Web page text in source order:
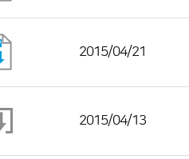
2015/04/21
2015/04/13